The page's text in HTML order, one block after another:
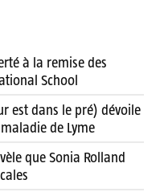
à la remise des
School
est dans le pré) dévoile
de Lyme
que Sonia Rolland